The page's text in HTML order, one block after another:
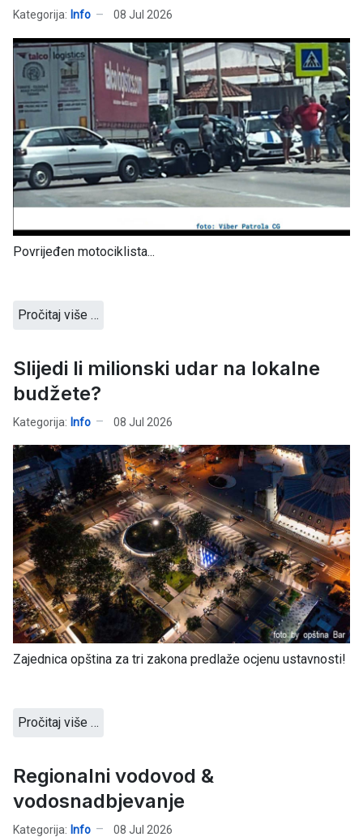
Kategorija: Info 08 Jul 2026
Povrijeđen motociklista...
Pročitaj više …
Slijedi li milionski udar na lokalne
budžete?
Kategorija: Info 08 Jul 2026
Zajednica opština za tri zakona predlaže ocjenu ustavnosti!
Pročitaj više …
Regionalni vodovod &
vodosnadbjevanje
Kategorija: Info 08 Jul 2026